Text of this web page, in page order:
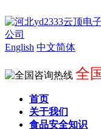
English 中文简体
全
首页
关于我们
食品安全知识